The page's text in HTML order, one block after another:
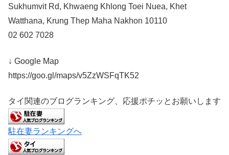
Sukhumvit Rd, Khwaeng Khlong Toei Nuea, Khet
Watthana, Krung Thep Maha Nakhon 10110
02 602 7028
↓ Google Map
https://goo.gl/maps/v5ZzWSFqTK52
タイ関連のブログランキング、応援ポチッとお願いします
駐在妻ランキングへ